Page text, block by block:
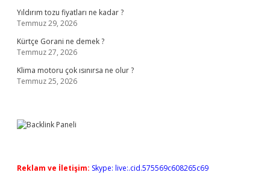
Yıldırım tozu fiyatları ne kadar ?
Temmuz 29, 2026
Kürtçe Gorani ne demek ?
Temmuz 27, 2026
Klima motoru çok ısınırsa ne olur ?
Temmuz 25, 2026
Reklam ve İletişim: Skype: live:.cid.575569c608265c69